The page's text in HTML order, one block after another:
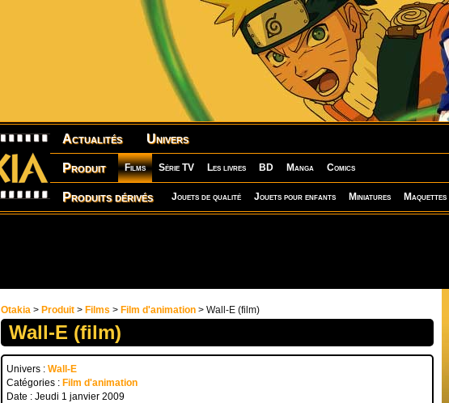
Actualités Univers
Produit Films Série TV Les livres BD Manga Comics
Produits dérivés Jouets de qualité Jouets pour enfants Miniatures Maquettes
Otakia > Produit > Films > Film d'animation > Wall-E (film)
Wall-E (film)
Univers : Wall-E
Catégories : Film d'animation
Date : Jeudi 1 janvier 2009